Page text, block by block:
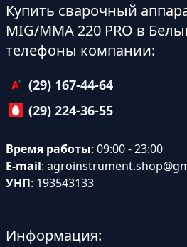
Купить сварочный
МIG/MMA 220 PRO в
телефоны компании:
(29) 167-44-64
(29) 224-36-55
Время работы: 09:00 - 23:00
E-mail:
УНП: 193543133
Информация: